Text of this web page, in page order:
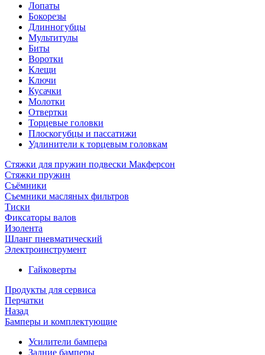
Лопаты
Бокорезы
Длинногубцы
Мультитулы
Биты
Воротки
Клещи
Ключи
Кусачки
Молотки
Отвертки
Торцевые головки
Плоскогубцы и пассатижи
Удлинители к торцевым головкам
Стяжки для пружин подвески Макферсон
Стяжки пружин
Съёмники
Съемники масляных фильтров
Тиски
Фиксаторы валов
Изолента
Шланг пневматический
Электроинструмент
Гайковерты
Продукты для сервиса
Перчатки
Назад
Бамперы и комплектующие
Усилители бампера
Задние бамперы